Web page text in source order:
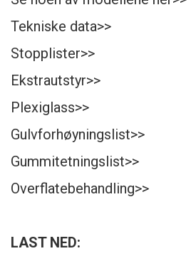
Tekniske data>>
Stopplister>>
Ekstrautstyr>>
Plexiglass>>
Gulvforhøyningslist>>
Gummitetningslist>>
Overflatebehandling>>
LAST NED: